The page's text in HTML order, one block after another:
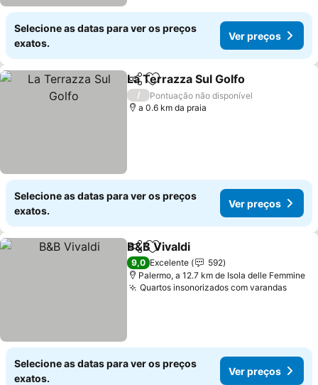
Selecione as datas para ver os preços
exatos.
Ver preços
PartilharAdicionar aos favoritos
La Terrazza Sul Golfo
/
Pontuação não disponível
a 0.6 km da praia
Selecione as datas para ver os preços
exatos.
Ver preços
PartilharAdicionar aos favoritos
B&B Vivaldi
9,0 Excelente
592
Palermo, a 12.7 km de Isola delle Femmine
Quartos insonorizados com varandas
Selecione as datas para ver os preços
exatos.
Ver preços